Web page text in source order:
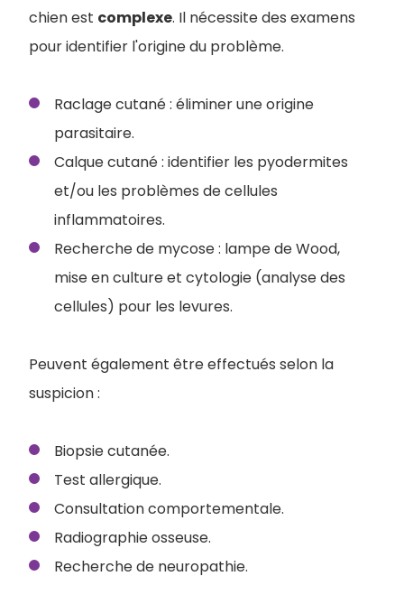
chien est complexe. Il nécessite des examens
pour identifier l'origine du problème.
Raclage cutané : éliminer une origine
parasitaire.
Calque cutané : identifier les pyodermites
et/ou les problèmes de cellules
inflammatoires.
Recherche de mycose : lampe de Wood,
mise en culture et cytologie (analyse des
cellules) pour les levures.
Peuvent également être effectués selon la
suspicion :
Biopsie cutanée.
Test allergique.
Consultation comportementale.
Radiographie osseuse.
Recherche de neuropathie.